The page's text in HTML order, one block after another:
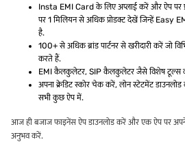
Insta EMI Card के लिए अप्लाई करें और ऐप पर
पर 1 मिलियन से अधिक प्रोडक्ट देखें जिन्हें Easy
है.
100+ से अधिक ब्रांड पार्टनर से खरीदारी करें जो
करते हैं.
EMI कैलकुलेटर, SIP कैलकुलेटर जैसे विशेष टूल्स
अपना क्रेडिट स्कोर चेक करें, लोन स्टेटमेंट डाउनलोड
सभी कुछ ऐप में.
आज ही बजाज फाइनेंस ऐप डाउनलोड करें और एक ऐप पर
अनुभव करें.